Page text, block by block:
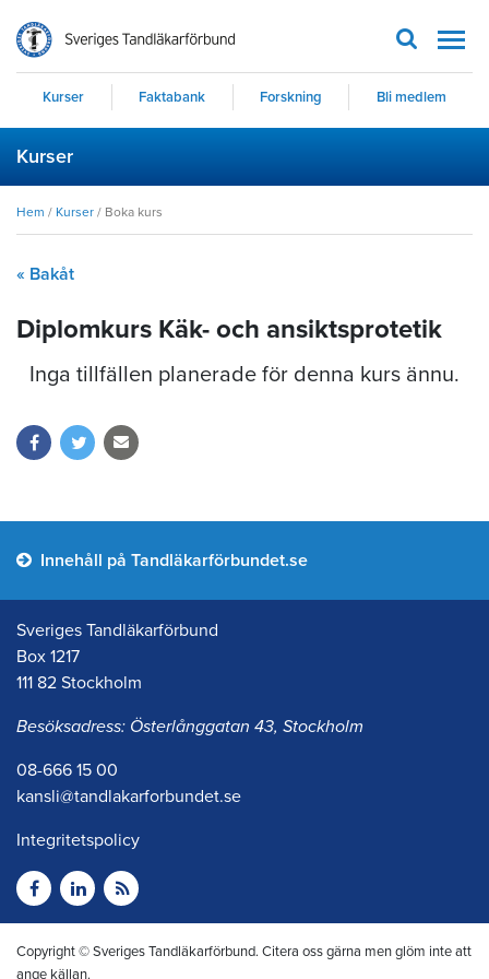
Kurser Faktabank Forskning Bli medlem
Kurser
Hem / Kurser / Boka kurs
« Bakåt
Diplomkurs Käk- och ansiktsprotetik
Inga tillfällen planerade för denna kurs ännu.
Innehåll på Tandläkarförbundet.se
Sveriges Tandläkarförbund
Box 1217
111 82 Stockholm
Besöksadress: Österlånggatan 43, Stockholm
08-666 15 00
kansli@tandlakarforbundet.se
Integritetspolicy
Copyright © Sveriges Tandläkarförbund. Citera oss gärna men glöm inte att
ange källan.